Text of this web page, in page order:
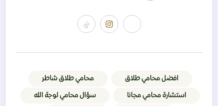
افضل محامي طلاق محامي طلاق شاطر
استشارة محامي مجانا سؤال محامي لوجة الله